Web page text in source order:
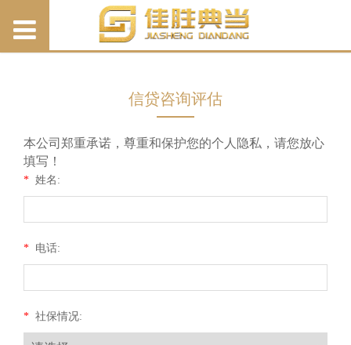
信贷咨询评估
本公司郑重承诺，尊重和保护您的个人隐私，请您放心
填写！
* 姓名:
* 电话:
* 社保情况: